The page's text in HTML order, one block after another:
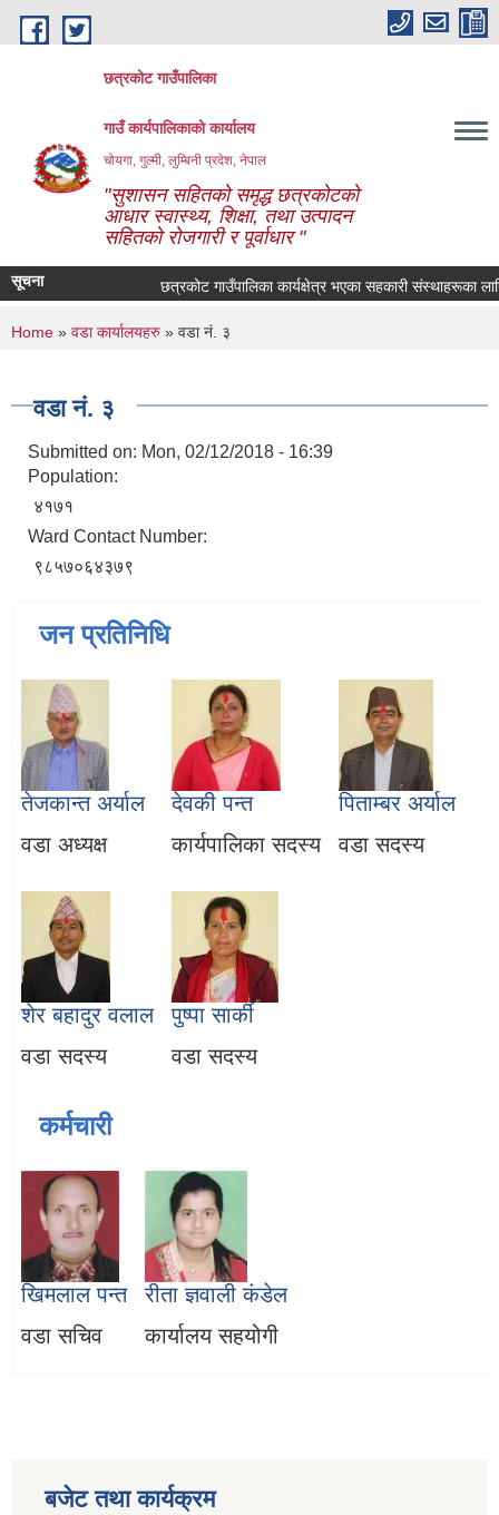
Skip to main content
छत्रकोट गाउँपालिका
गाउँ कार्यपालिकाको कार्यालय
चोयगा, गुल्मी, लुम्बिनी प्रदेश, नेपाल
"सुशासन सहितको समृद्ध छत्रकोटको
आधार स्वास्थ्य, शिक्षा, तथा उत्पादन
सहितको रोजगारी र पूर्वाधार "
सूचना छत्रकोट गाउँपालिका कार्यक्षेत्र भएका सहकारी संस्थाहरूका लागि
You are here
Home » वडा कार्यालयहरु » वडा नं. ३
वडा नं. ३
Submitted on: Mon, 02/12/2018 - 16:39
Population:
४१७१
Ward Contact Number:
९८५७०६४३७९
जन प्रतिनिधि
तेजकान्त अर्याल
वडा अध्यक्ष
देवकी पन्त
कार्यपालिका सदस्य
पिताम्बर अर्याल
वडा सदस्य
शेर बहादुर वलाल
वडा सदस्य
पुष्पा सार्की
वडा सदस्य
कर्मचारी
खिमलाल पन्त
वडा सचिव
रीता ज्ञवाली कंडेल
कार्यालय सहयोगी
बजेट तथा कार्यक्रम